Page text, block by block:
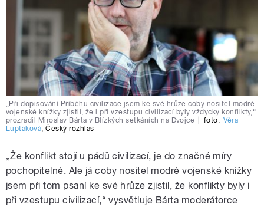
„Při dopisování Příběhu civilizace jsem ke své hrůze coby nositel modré
vojenské knížky zjistil, že i při vzestupu civilizací byly vždycky konflikty,“
prozradil Miroslav Bárta v Blízkých setkáních na Dvojce
foto: Věra
Luptáková ,Český rozhlas
„Že konflikt stojí u pádů civilizací, je do značné míry
pochopitelné. Ale já coby nositel modré vojenské knížky
jsem při tom psaní ke své hrůze zjistil, že konflikty byly i
při vzestupu civilizací,“ vysvětluje Bárta moderátorce